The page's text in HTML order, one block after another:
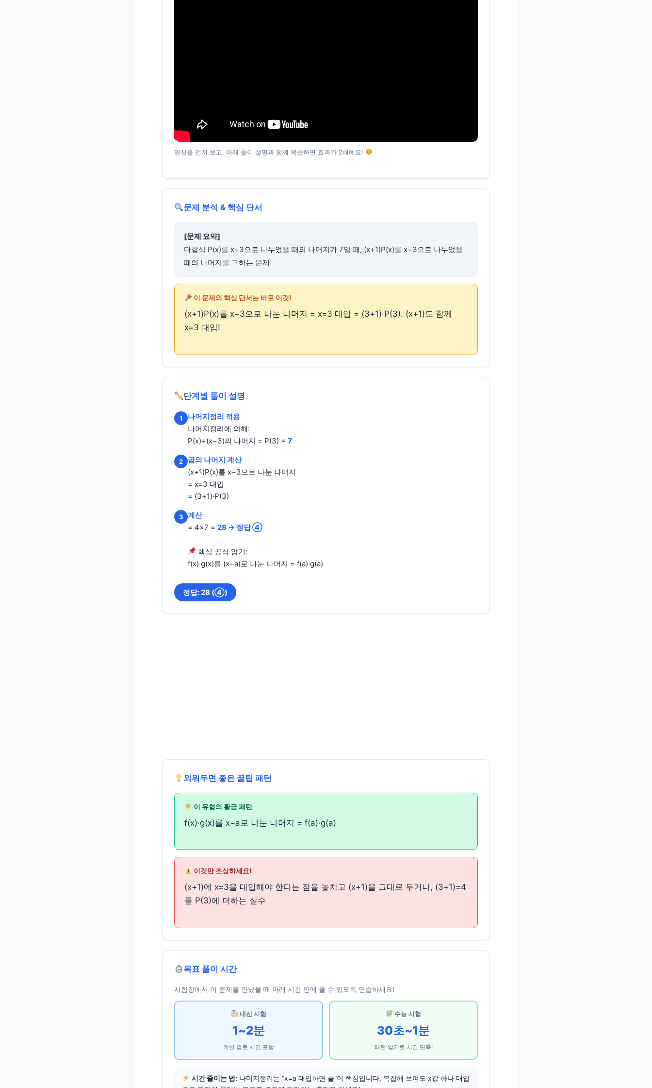
영상을 먼저 보고, 아래 풀이 설명과 함께 복습하면 효과가 2배예요!
문제 분석 & 핵심 단서
[문제 요약]
다항식 P(x)를 x−3으로 나누었을 때의 나머지가 7일 때, (x+1)P(x)를 x−3으로 나누었을
때의 나머지를 구하는 문제
이 문제의 핵심 단서는 바로 이것!
(x+1)P(x)를 x−3으로 나눈 나머지 = x=3 대입 = (3+1)·P(3). (x+1)도 함께
x=3 대입!
단계별 풀이 설명
1
나머지정리 적용
나머지정리에 의해:
P(x)÷(x−3)의 나머지 = P(3) = 7
2
곱의 나머지 계산
(x+1)P(x)를 x−3으로 나눈 나머지
= x=3 대입
= (3+1)·P(3)
3
계산
= 4×7 = 28 → 정답 ④
핵심 공식 암기:
f(x)·g(x)를 (x−a)로 나눈 나머지 = f(a)·g(a)
정답: 28 (④)
외워두면 좋은 꿀팁 패턴
이 유형의 황금 패턴
f(x)·g(x)를 x−a로 나눈 나머지 = f(a)·g(a)
이것만 조심하세요!
(x+1)에 x=3을 대입해야 한다는 점을 놓치고 (x+1)을 그대로 두거나, (3+1)=4
를 P(3)에 더하는 실수
목표 풀이 시간
시험장에서 이 문제를 만났을 때 아래 시간 안에 풀 수 있도록 연습하세요!
내신 시험
1~2분
계산 검토 시간 포함
수능 시험
30초~1분
패턴 암기로 시간 단축!
시간 줄이는 법:나머지정리는 “x=a 대입하면 끝”이 핵심입니다. 복잡해 보여도 x값 하나 대입